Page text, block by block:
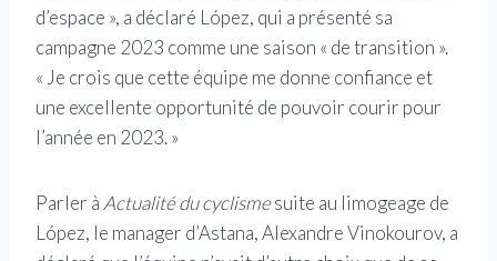
d’espace », a déclaré López, qui a présenté sa
campagne 2023 comme une saison « de transition ».
« Je crois que cette équipe me donne confiance et
une excellente opportunité de pouvoir courir pour
l’année en 2023. »
Parler à Actualité du cyclismesuite au limogeage de
López, le manager d’Astana, Alexandre Vinokourov, a